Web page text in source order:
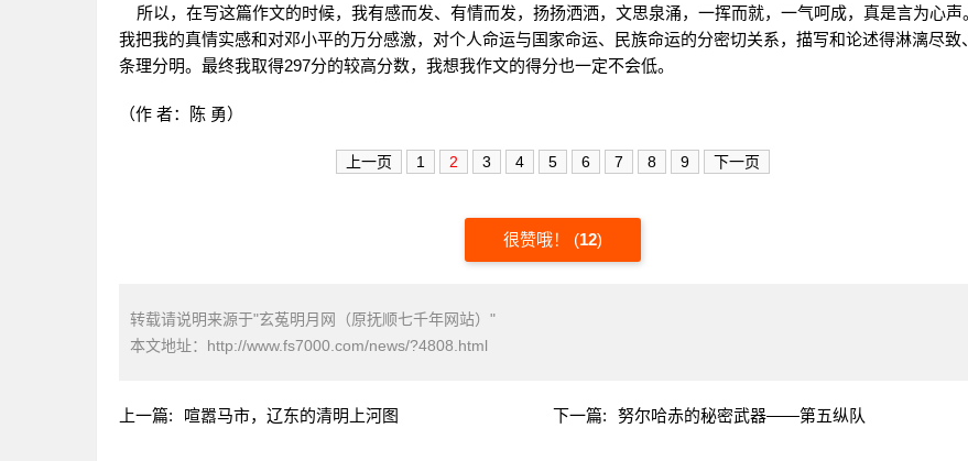
所以，在写这篇作文的时候，我有感而发、有情而发，扬扬洒洒，文思泉涌，一挥而就，一气呵成，真是言为心声
我把我的真情实感和对邓小平的万分感激，对个人命运与国家命运、民族命运的分密切关系，描写和论述得淋漓尽致、
条理分明。最终我取得297分的较高分数，我想我作文的得分也一定不会低。
（作 者：陈 勇）
上一页 1 2 3 4 5 6 7 8 9 下一页
很赞哦！ (12)
转载请说明来源于"玄菟明月网（原抚顺七千年网站）"
本文地址： http://www.fs7000.com/news/?4808.html
上一篇: 喧嚣马市，辽东的清明上河图 下一篇: 努尔哈赤的秘密武器——第五纵队